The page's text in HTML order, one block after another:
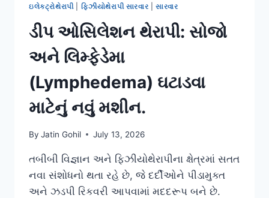
ઇલેક્ટ્રોથેરાપી| ફિઝીયોથેરાપી સારવાર સારવાર
ડીપ ઓસિલેશન થેરાપી: સોજો
અને લિમ્ફેડેમા
(Lymphedema) ઘટાડવા
માટેનું નવું મશીન.
By Jatin Gohil July 13, 2026
તબીબી વિજ્ઞાન અને ફિઝીયોથેરાપીના ક્ષેત્રમાં સતત
નવા સંશોધનો થતા રહે છે, જે દર્દીઓને પીડામુક્ત
અને ઝડપી રિકવરી આપવામાં મદદરૂપ બને છે.